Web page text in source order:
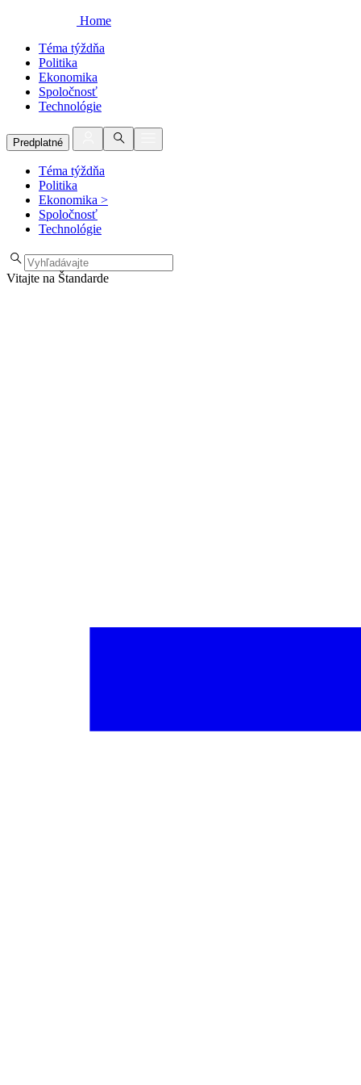
Home
Téma týždňa
Politika
Ekonomika
Spoločnosť
Technológie
Predplatné
Téma týždňa
Politika
Ekonomika >
Spoločnosť
Technológie
Vitajte na Štandarde